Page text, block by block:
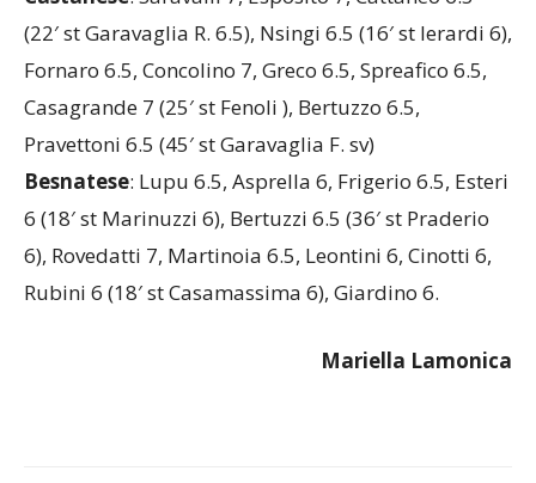
(22′ st Garavaglia R. 6.5), Nsingi 6.5 (16′ st Ierardi 6),
Fornaro 6.5, Concolino 7, Greco 6.5, Spreafico 6.5,
Casagrande 7 (25′ st Fenoli ), Bertuzzo 6.5,
Pravettoni 6.5 (45′ st Garavaglia F. sv)
Besnatese: Lupu 6.5, Asprella 6, Frigerio 6.5, Esteri
6 (18′ st Marinuzzi 6), Bertuzzi 6.5 (36′ st Praderio
6), Rovedatti 7, Martinoia 6.5, Leontini 6, Cinotti 6,
Rubini 6 (18′ st Casamassima 6), Giardino 6.
Mariella Lamonica